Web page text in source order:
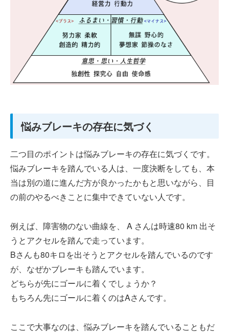
悩みブレーキの存在に気づく
二つ目のポイントは悩みブレーキの存在に気づくです。
悩みブレーキを踏んでいる人は、一度決断をしても、本
当は別の道に進んだ方が良かったかもと思いながら、目
の前のやるべきことに集中できていない人です。
例えば、障害物のない曲線を、 A さんは時速80 km 出そ
うとアクセルを踏んで走っています。
Bさんも80キロを出そうとアクセルを踏んでいるのです
が、なぜかブレーキも踏んでいます。
どちらが先にゴールに着くでしょうか？
もちろん先にゴールに着くのはAさんです。
ここで大事なのは、悩みブレーキを踏んでいることもだ